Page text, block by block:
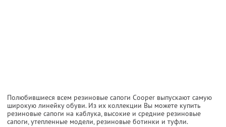
Полюбившиеся всем резиновые сапоги Cooper выпускают самую
широкую линейку обуви. Из их коллекции Вы можете купить
резиновые сапоги на каблука, высокие и средние резиновые
сапоги, утепленные модели, резиновые ботинки и туфли.